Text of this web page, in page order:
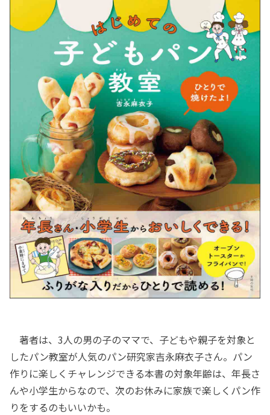
著者は、3人の男の子のママで、子どもや親子を対象と
したパン教室が人気のパン研究家吉永麻衣子さん。パン
作りに楽しくチャレンジできる本書の対象年齢は、年長さ
んや小学生からなので、次のお休みに家族で楽しくパン作
りをするのもいいかも。